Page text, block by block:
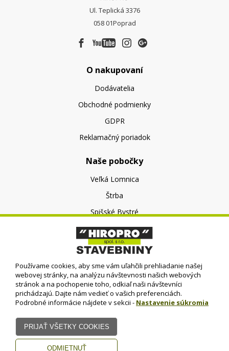
Ul. Teplická 3376
058 01Poprad
O nakupovaní
Dodávatelia
Obchodné podmienky
GDPR
Reklamačný poriadok
Naše pobočky
Veľká Lomnica
Štrba
Spišské Bystré
O nás
O spoločnosti
Kontakt
Používame cookies, aby sme vám uľahčili prehliadanie našej
webovej stránky, na analýzu návštevnosti našich webových
stránok a na pochopenie toho, odkiaľ naši návštevníci
prichádzajú. Dajte nám vedieť o vašich preferenciách.
Podrobné informácie nájdete v sekcii - Nastavenie súkromia